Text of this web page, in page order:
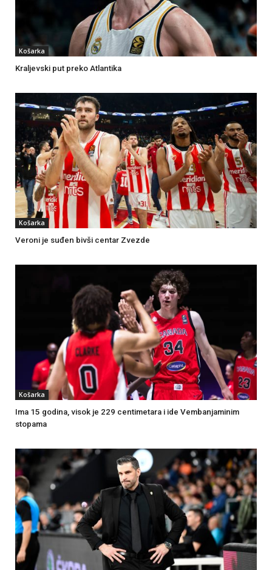
Košarka
Kraljevski put preko Atlantika
Košarka
Veroni je suđen bivši centar Zvezde
Košarka
Ima 15 godina, visok je 229 centimetara i ide Vembanjaminim
stopama